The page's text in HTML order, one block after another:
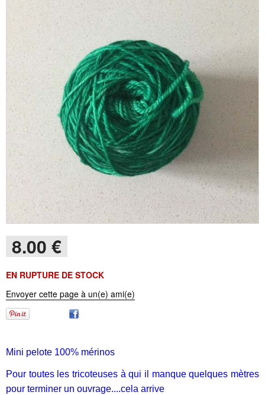
8.00 €
EN RUPTURE DE STOCK
Envoyer cette page à un(e) ami(e)
Mini pelote 100% mérinos
Pour toutes les tricoteuses à qui il manque quelques mètres
pour terminer un ouvrage....cela arrive